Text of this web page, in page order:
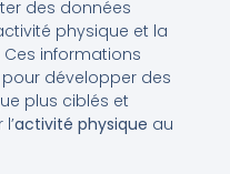
des données
physique et la
informations
développer des
plus ciblés et
activité physique au